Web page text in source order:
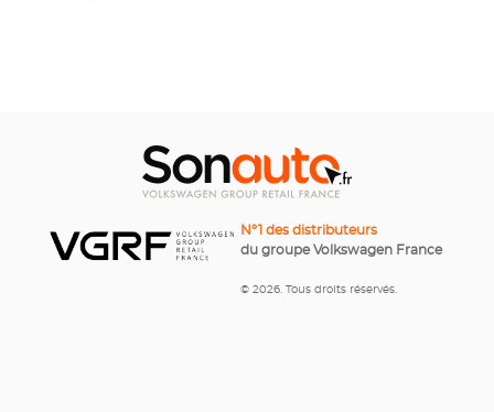
N°1 des distributeurs
du groupe Volkswagen France
© 2026. Tous droits réservés.